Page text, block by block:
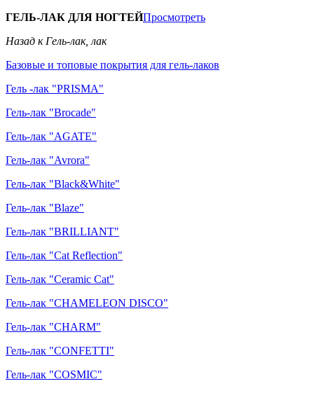
ГЕЛЬ-ЛАК ДЛЯ НОГТЕЙПросмотреть
Назад к Гель-лак, лак
Базовые и топовые покрытия для гель-лаков
Гель -лак "PRISMA"
Гель-лак "Brocade"
Гель-лак "AGATE"
Гель-лак "Avrora"
Гель-лак "Black&White"
Гель-лак "Blaze"
Гель-лак "BRILLIANT"
Гель-лак "Cat Reflection"
Гель-лак "Ceramic Cat"
Гель-лак "CHAMELEON DISCO"
Гель-лак "CHARM"
Гель-лак "CONFETTI"
Гель-лак "COSMIC"